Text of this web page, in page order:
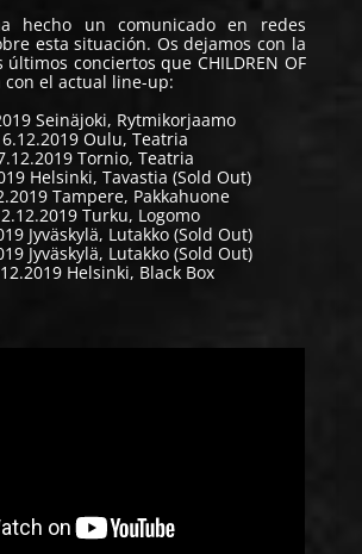
hecho un comunicado en redes
esta situación. Os dejamos con la
conciertos que CHILDREN OF
con el actual line-up:
Seinäjoki, Rytmikorjaamo
6.12.2019 Oulu, Teatria
Tornio, Teatria
Helsinki, Tavastia (Sold Out)
Tampere, Pakkahuone
Turku, Logomo
Jyväskylä, Lutakko (Sold Out)
Jyväskylä, Lutakko (Sold Out)
Helsinki, Black Box